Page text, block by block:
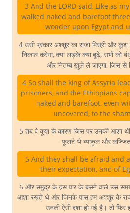
3 And the LORD said, Like as
walked naked and barefoot
wonder upon Egypt and
4 उसी प्रकार अश्शूर का राजा मिस्री और
निकाल करेगा, क्या लड़के क्या बूढ़े, सभों को
और नितम्ब खुले ले जाएगा, जिस से
4 So shall the king of Assyria
prisoners, and the Ethiopians
naked and barefoot, even
uncovered, to the
5 तब वे कूश के कारण जिस पर उनकी आशा
फूलते थे व्याकुल और लज्जित
5 And they shall be afraid and
their expectation, and of
6 और समुद्र के इस पार के बसने वाले उस
आशा रखते थे ओर जिनके पास हम अश्शूर के
उनकी ऐसी दशा हो गई है। तो